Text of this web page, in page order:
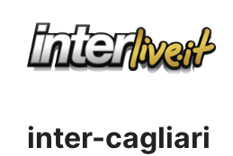
inter-cagliari